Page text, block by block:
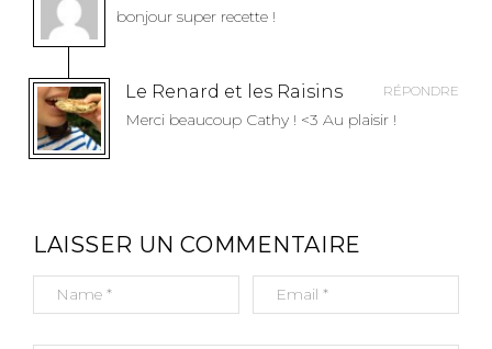
L
A
R
T
L
E
bonjour super recette !
Le Renard et les Raisins RÉPONDRE
Merci beaucoup Cathy ! <3 Au plaisir !
LAISSER UN COMMENTAIRE